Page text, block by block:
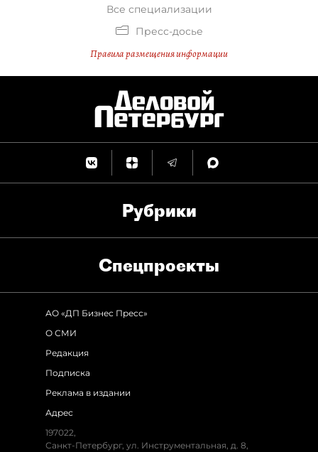
Все специализации
Пресс-досье
Правила размещения информации
Рубрики
Спец­проекты
АО «ДП Бизнес Пресс»
О СМИ
Редакция
Подписка
Реклама в издании
Адрес
197022,
Санкт-Петербург, ул. Инструментальная, д. 8,